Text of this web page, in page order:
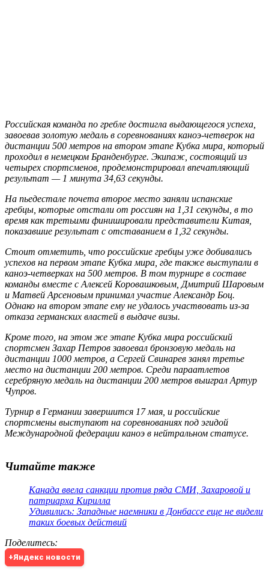
Российская команда по гребле достигла выдающегося успеха,
завоевав золотую медаль в соревнованиях каноэ-четверок на
дистанции 500 метров на втором этапе Кубка мира, который
проходил в немецком Бранденбурге. Экипаж, состоящий из
четырех спортсменов, продемонстрировал впечатляющий
результат — 1 минута 34,63 секунды.
На пьедестале почета второе место заняли испанские
гребцы, которые отстали от россиян на 1,31 секунды, в то
время как третьими финишировали представители Китая,
показавшие результат с отставанием в 1,32 секунды.
Стоит отметить, что российские гребцы уже добивались
успехов на первом этапе Кубка мира, где также выступали в
каноэ-четверках на 500 метров. В том турнире в составе
команды вместе с Алексей Коровашковым, Дмитрий Шаровым
и Матвей Арсеновым принимал участие Александр Боц.
Однако на втором этапе ему не удалось участвовать из-за
отказа германских властей в выдаче визы.
Кроме того, на этом же этапе Кубка мира российский
спортсмен Захар Петровзавоевал бронзовую медаль на
дистанции 1000 метров, а Сергей Свинарев занял третье
место на дистанции 200 метров. Среди параатлетов
серебряную медаль на дистанции 200 метров выиграл Артур
Чупров.
Турнир в Германии завершится 17 мая, и российские
спортсмены выступают на соревнованиях под эгидой
Международной федерации каноэ в нейтральном статусе.
Читайте также
Канада ввела санкции против ряда СМИ, Захаровой и
патриарха Кирилла
Удивились: Западные наемники в Донбассе еще не видели
таких боевых действий
Поделитесь:
+Яндекс новости